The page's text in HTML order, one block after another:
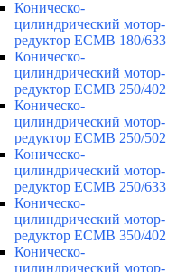
Коническо-
цилиндрический мотор-
редуктор ECMB 180/633
Коническо-
цилиндрический мотор-
редуктор ECMB 250/402
Коническо-
цилиндрический мотор-
редуктор ECMB 250/502
Коническо-
цилиндрический мотор-
редуктор ECMB 250/633
Коническо-
цилиндрический мотор-
редуктор ECMB 350/402
Коническо-
цилиндрический мотор-